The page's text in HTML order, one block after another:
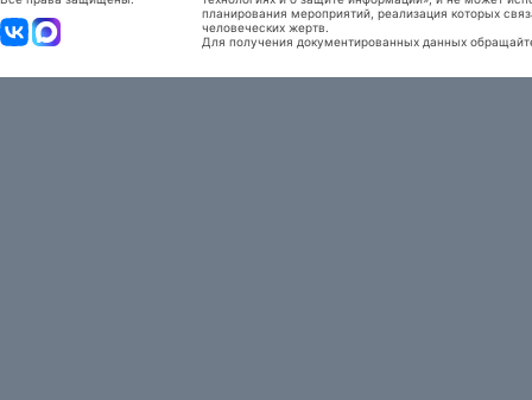
планирования мероприятий, реализация которых
человеческих жертв.
Для получения документированных данных